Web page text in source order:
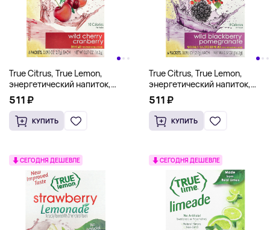
True Citrus, True Lemon,
энергетический напиток,
черешня и клюква,
6 пакетиков, 16,2 г
511 ₽
КУПИТЬ
True Citrus, True Lemon,
энергетический напиток,
дикая ежевика и гранат,
6 пакетиков, 16,2 г
511 ₽
КУПИТЬ
СЕГОДНЯ ДЕШЕВЛЕ СЕГОДНЯ ДЕШЕВЛЕ